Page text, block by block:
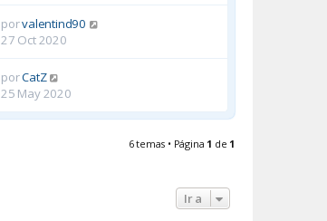
porvalentind90
27 Oct 2020
porCatZ
25 May 2020
6 temas • Página 1 de 1
Ir a